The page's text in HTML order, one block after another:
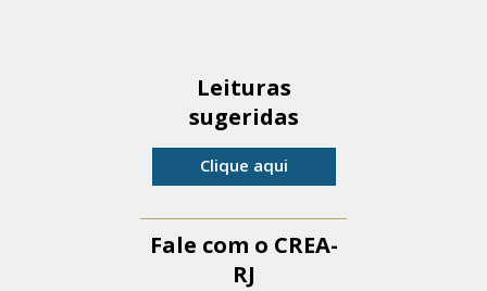
Leituras
sugeridas
Clique aqui
Fale com o CREA-
RJ